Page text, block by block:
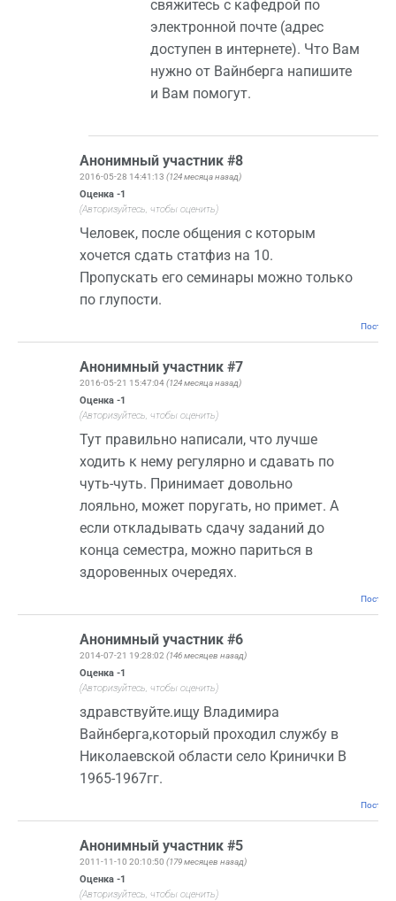
свяжитесь с кафедрой по
электронной почте (адрес
доступен в интернете). Что Вам
нужно от Вайнберга напишите
и Вам помогут.
Анонимный участник #8
2016-05-28 14:41:13 (124 месяца назад)
Оценка -1
(Авторизуйтесь, чтобы оценить)
Человек, после общения с которым
хочется сдать статфиз на 10.
Пропускать его семинары можно только
по глупости.
Анонимный участник #7
2016-05-21 15:47:04(124 месяца назад)
Оценка -1
(Авторизуйтесь, чтобы оценить)
Тут правильно написали, что лучше
ходить к нему регулярно и сдавать по
чуть-чуть. Принимает довольно
лояльно, может поругать, но примет. А
если откладывать сдачу заданий до
конца семестра, можно париться в
здоровенных очередях.
Анонимный участник #6
2014-07-21 19:28:02 (146 месяцев назад)
Оценка -1
(Авторизуйтесь, чтобы оценить)
здравствуйте.ищу Владимира
Вайнберга,который проходил службу в
Николаевской области село Кринички В
1965-1967гг.
Анонимный участник #5
2011-11-10 20:10:50 (179 месяцев назад)
Оценка -1
(Авторизуйтесь, чтобы оценить)